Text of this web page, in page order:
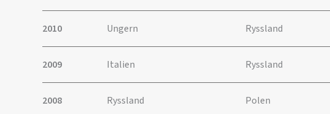
2010 Ungern Ryssland
2009 Italien Ryssland
2008 Ryssland Polen